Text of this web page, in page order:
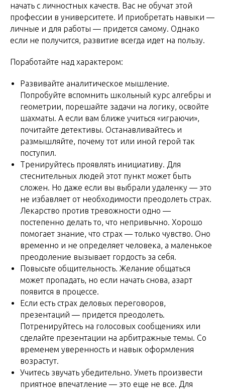
начать с личностных качеств. Вас не обучат этой
профессии в университете. И приобретать навыки —
личные и для работы — придется самому. Однако
если не получится, развитие всегда идет на пользу.
Поработайте над характером:
Развивайте аналитическое мышление.
Попробуйте вспомнить школьный курс алгебры и
геометрии, порешайте задачи на логику, освойте
шахматы. А если вам ближе учиться «играючи»,
почитайте детективы. Останавливайтесь и
размышляйте, почему тот или иной герой так
поступил.
Тренируйтесь проявлять инициативу. Для
стеснительных людей этот пункт может быть
сложен. Но даже если вы выбрали удаленку — это
не избавляет от необходимости преодолеть страх.
Лекарство против тревожности одно —
постепенно делать то, что непривычно. Хорошо
помогает знание, что страх — только чувство. Оно
временно и не определяет человека, а маленькое
преодоление вызывает гордость за себя.
Повысьте общительность. Желание общаться
может пропадать, но если начать снова, азарт
появится в процессе.
Если есть страх деловых переговоров,
презентаций — придется преодолеть.
Потренируйтесь на голосовых сообщениях или
сделайте презентации на арбитражные темы. Со
временем уверенность и навык оформления
возрастут.
Учитесь звучать убедительно. Уметь произвести
приятное впечатление — это еще не все. Для